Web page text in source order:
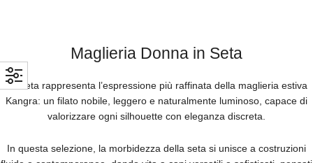
Maglieria Donna in Seta
La seta rappresenta l’espressione più raffinata della maglieria estiva
Kangra: un filato nobile, leggero e naturalmente luminoso, capace di
valorizzare ogni silhouette con eleganza discreta.
In questa selezione, la morbidezza della seta si unisce a costruzioni